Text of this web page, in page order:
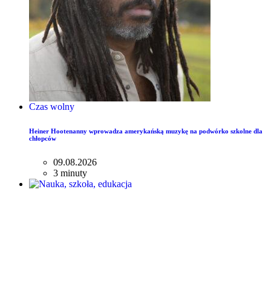
Czas wolny
Heiner Hootenanny wprowadza amerykańską muzykę na podwórko szkolne dla
chłopców
09.08.2026
3 minuty